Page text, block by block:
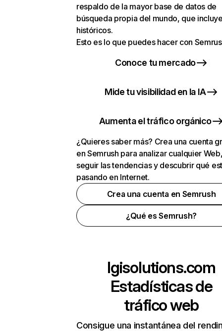
respaldo de la mayor base de datos de
búsqueda propia del mundo, que
históricos.
Esto es lo que puedes hacer con
Conoce tu mercado
Mide tu visibilidad en la IA
Aumenta el tráfico orgánico
¿Quieres saber más? Crea una cuenta
en Semrush para analizar cualquier
seguir las tendencias y descubrir qué
pasando en Internet.
Crea una cuenta en Semrush
¿Qué es Semrush?
lgisolutions.com
Estadísticas de
tráfico web
Consigue una instantánea del